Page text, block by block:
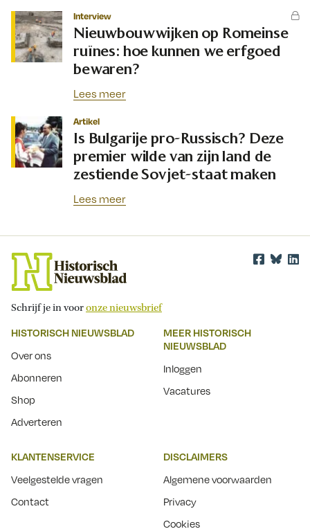
Interview
Nieuwbouwwijken op Romeinse
ruïnes: hoe kunnen we erfgoed
bewaren?
Lees meer
Artikel
Is Bulgarije pro-Russisch? Deze
premier wilde van zijn land de
zestiende Sovjet-staat maken
Lees meer
Schrijf je in vooronze nieuwsbrief
HISTORISCH NIEUWSBLAD
Over ons
Abonneren
Shop
Adverteren
MEER HISTORISCH
NIEUWSBLAD
Inloggen
Vacatures
KLANTENSERVICE
Veelgestelde vragen
Contact
DISCLAIMERS
Algemene voorwaarden
Privacy
Cookies